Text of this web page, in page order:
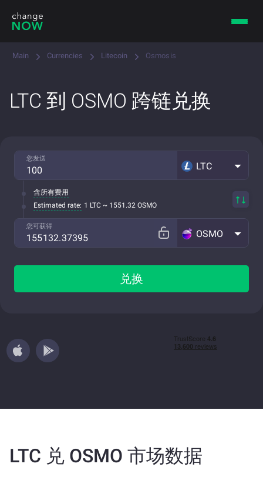
Main Currencies Litecoin Osmosis
LTC 到 OSMO 跨链兑换
您发送
LTC
含所有费用
Estimated rate: 1 LTC ~ 1551.32 OSMO
您可获得
OSMO
兑换
LTC 兑 OSMO 市场数据